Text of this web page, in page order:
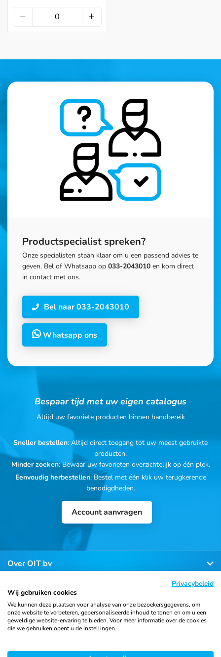
Productspecialist spreken?
Onze specialisten staan klaar om u een passend advies te
geven. Bel of Whatsapp op 033-2043010 en kom direct
in contact met ons.
Bel naar 033-2043010
Whatsapp ons
Bespaar tijd met uw eigen catalogus
Altijd uw favoriete producten binnen handbereik
Sneller bestellen: Altijd direct toegang tot uw meest gebruikte
producten.
Minder zoeken: Bewaar uw favorieten overzichtelijk op één plek.
Eenvoudig herbestellen: Bestel met één klik uw terugkerende
benodigdheden.
Account aanvragen
Over OIT bv
Klantenservice
Contact
Privacybeleid
Wij gebruiken cookies
We kunnen deze plaatsen voor analyse van onze bezoekersgegevens, om
onze website te verbeteren, gepersonaliseerde inhoud te tonen en om u een
geweldige website-ervaring te bieden. Voor meer informatie over de cookies
die we gebruiken opent u de instellingen.